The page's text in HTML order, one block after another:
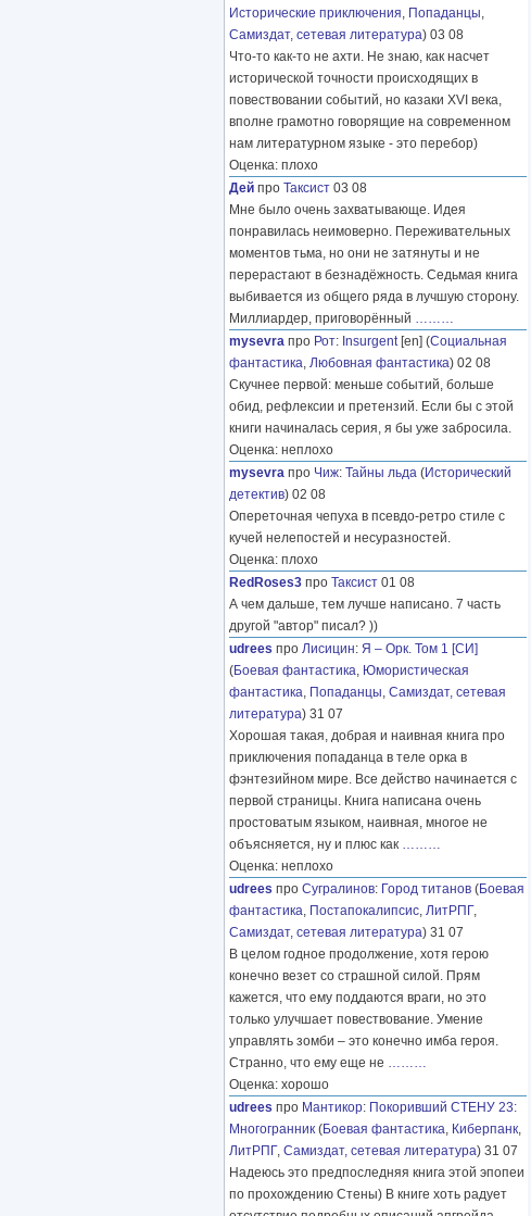
Исторические приключения, Попаданцы,
Самиздат, сетевая литература) 03 08
Что-то как-то не ахти. Не знаю, как насчет
исторической точности происходящих в
повествовании событий, но казаки XVI века,
вполне грамотно говорящие на современном
нам литературном языке - это перебор)
Оценка: плохо
Дей про Таксист 03 08
Мне было очень захватывающе. Идея
понравилась неимоверно. Переживательных
моментов тьма, но они не затянуты и не
перерастают в безнадёжность. Седьмая книга
выбивается из общего ряда в лучшую сторону.
Миллиардер, приговорённый ………
mysevra про Рот: Insurgent[en] (Социальная
фантастика, Любовная фантастика) 02 08
Скучнее первой: меньше событий, больше
обид, рефлексии и претензий. Если бы с этой
книги начиналась серия, я бы уже забросила.
Оценка: неплохо
mysevra про Чиж: Тайны льда (Исторический
детектив) 02 08
Опереточная чепуха в псевдо-ретро стиле с
кучей нелепостей и несуразностей.
Оценка: плохо
RedRoses3 про Таксист 01 08
А чем дальше, тем лучше написано. 7 часть
другой "автор" писал? ))
udrees про Лисицин: Я – Орк. Том 1 [СИ]
(Боевая фантастика, Юмористическая
фантастика, Попаданцы, Самиздат, сетевая
литература) 31 07
Хорошая такая, добрая и наивная книга про
приключения попаданца в теле орка в
фэнтезийном мире. Все действо начинается с
первой страницы. Книга написана очень
простоватым языком, наивная, многое не
объясняется, ну и плюс как ………
Оценка: неплохо
udrees про Сугралинов: Город титанов (Боевая
фантастика, Постапокалипсис, ЛитРПГ,
Самиздат, сетевая литература) 31 07
В целом годное продолжение, хотя герою
конечно везет со страшной силой. Прям
кажется, что ему поддаются враги, но это
только улучшает повествование. Умение
управлять зомби – это конечно имба героя.
Странно, что ему еще не ………
Оценка: хорошо
udrees про Мантикор: Покоривший СТЕНУ 23:
Многогранник (Боевая фантастика, Киберпанк,
ЛитРПГ, Самиздат, сетевая литература) 31 07
Надеюсь это предпоследняя книга этой эпопеи
по прохождению Стены) В книге хоть радует